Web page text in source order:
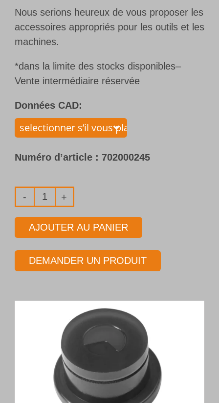
Nous serions heureux de vous proposer les
accessoires appropriés pour les outils et les
machines.
*dans la limite des stocks disponibles–
Vente intermédiaire réservée
Données CAD:
Numéro d’article : 702000245
quantité
de
Foret
lèvre
forage
brasée
Type 110
Ø 16,000 mm
Longueur 300 mm
AJOUTER AU PANIER
DEMANDER UN PRODUIT